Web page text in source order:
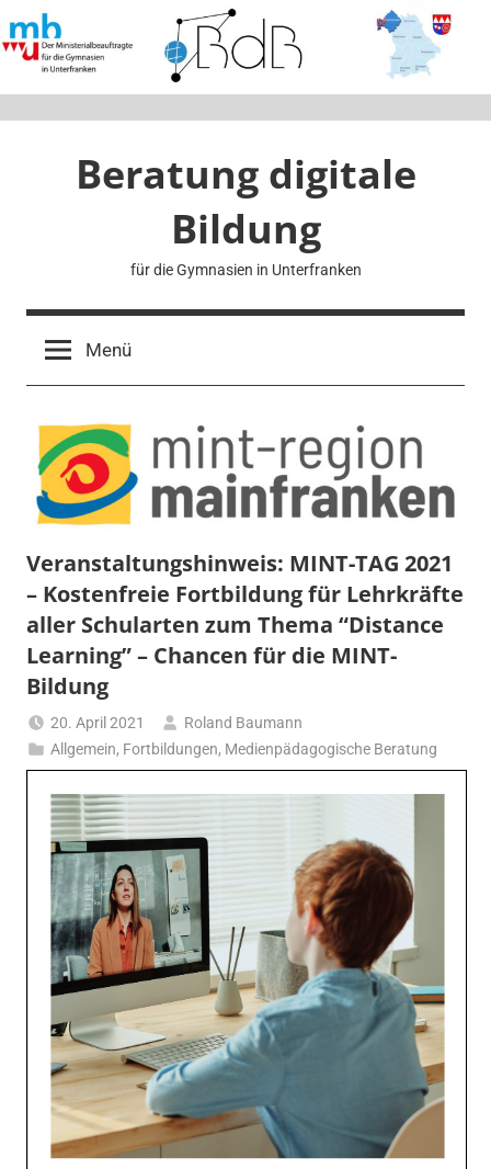
Inhalt
springen
Beratung digitale
Bildung
für die Gymnasien in Unterfranken
Menü
Veranstaltungshinweis: MINT-TAG 2021
– Kostenfreie Fortbildung für Lehrkräfte
aller Schularten zum Thema “Distance
Learning” – Chancen für die MINT-
Bildung
20. April 2021
Roland Baumann
Allgemein, Fortbildungen, Medienpädagogische Beratung